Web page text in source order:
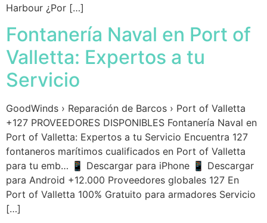
Harbour ¿Por […]
Fontanería Naval en Port of
Valletta: Expertos a tu
Servicio
GoodWinds › Reparación de Barcos › Port of Valletta
+127 PROVEEDORES DISPONIBLES Fontanería Naval en
Port of Valletta: Expertos a tu Servicio Encuentra 127
fontaneros marítimos cualificados en Port of Valletta
para tu emb… 📱 Descargar para iPhone 📱 Descargar
para Android +12.000 Proveedores globales 127 En
Port of Valletta 100% Gratuito para armadores Servicio
[…]